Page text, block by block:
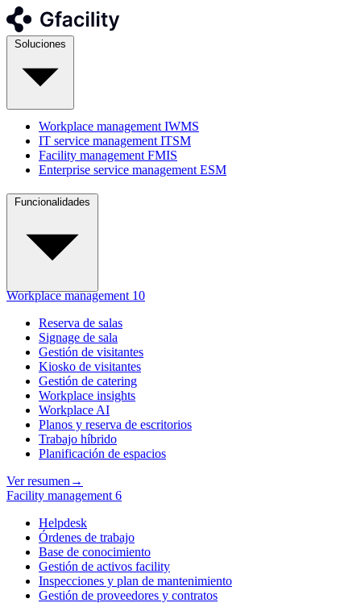
Workplace management IWMS
IT service management ITSM
Facility management FMIS
Enterprise service management ESM
Workplace management 10
Reserva de salas
Signage de sala
Gestión de visitantes
Kiosko de visitantes
Gestión de catering
Workplace insights
Workplace AI
Planos y reserva de escritorios
Trabajo híbrido
Planificación de espacios
Ver resumen →
Facility management 6
Helpdesk
Órdenes de trabajo
Base de conocimiento
Gestión de activos facility
Inspecciones y plan de mantenimiento
Gestión de proveedores y contratos